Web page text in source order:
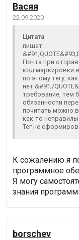
Васяя
22.09.2020
Цитата
пишет:
Почта при
код маркировки
по этому тегу,
нет.&#91;/
требование, тем
обязанности
почитать можно
как-то
Тег не
К сожалению я
программное
Я могу
знания
borschev